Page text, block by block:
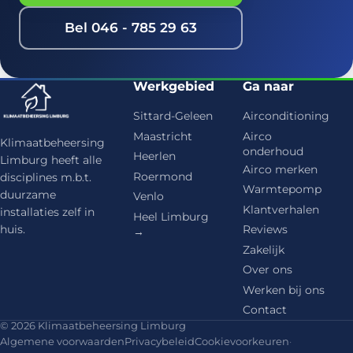
Bel 046 - 785 29 63
Klimaatbeheersing
Limburg heeft alle
disciplines m.b.t.
duurzame
installaties zelf in
huis.
Werkgebied
Sittard-Geleen
Maastricht
Heerlen
Roermond
Venlo
Heel Limburg
→
Ga naar
Airconditioning
Airco
onderhoud
Airco merken
Warmtepomp
Klantverhalen
Reviews
Zakelijk
Over ons
Werken bij ons
Contact
© 2026 Klimaatbeheersing Limburg
Algemene voorwaardenPrivacybeleidCookievoorkeuren·